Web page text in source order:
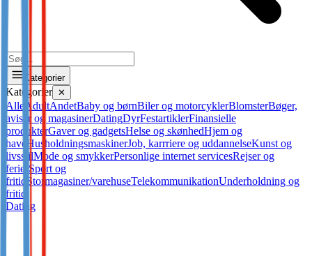
Kategorier
Kategorier ✕
Alle AdultAndetBaby og børnBiler og motorcyklerBlomsterBøger,
aviser og magasinerDatingDyrFestartiklerFinansielle
produkterGaver og gadgetsHelse og skønhedHjem og
have HusholdningsmaskinerJob, karrriere og uddannelseKunst og
livsstilMode og smykkerPersonlige internet servicesRejser og
ferier Sport og
fritid Stormagasiner/varehuseTelekommunikationUnderholdning og
fritid
Dating